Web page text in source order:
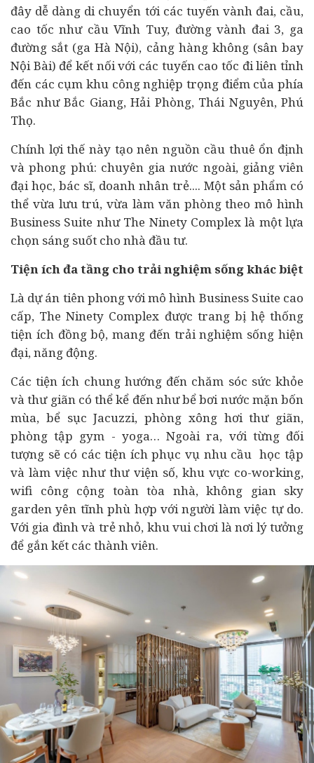
đây dễ dàng di chuyển tới các tuyến vành đai, cầu,
cao tốc như cầu Vĩnh Tuy, đường vành đai 3, ga
đường sắt (ga Hà Nội), cảng hàng không (sân bay
Nội Bài) để kết nối với các tuyến cao tốc đi liên tỉnh
đến các cụm khu công nghiệp trọng điểm của phía
Bắc như Bắc Giang, Hải Phòng, Thái Nguyên, Phú
Thọ.
Chính lợi thế này tạo nên nguồn cầu thuê ổn định
và phong phú: chuyên gia nước ngoài, giảng viên
đại học, bác sĩ, doanh nhân trẻ.... Một sản phẩm có
thể vừa lưu trú, vừa làm văn phòng theo mô hình
Business Suite như The Ninety Complex là một lựa
chọn sáng suốt cho nhà đầu tư.
Tiện ích đa tầng cho trải nghiệm sống khác biệt
Là dự án tiên phong với mô hình Business Suite cao
cấp, The Ninety Complex được trang bị hệ thống
tiện ích đồng bộ, mang đến trải nghiệm sống hiện
đại, năng động.
Các tiện ích chung hướng đến chăm sóc sức khỏe
và thư giãn có thể kể đến như bể bơi nước mặn bốn
mùa, bể sục Jacuzzi, phòng xông hơi thư giãn,
phòng tập gym - yoga… Ngoài ra, với từng đối
tượng sẽ có các tiện ích phục vụ nhu cầu học tập
và làm việc như thư viện số, khu vực co-working,
wifi công cộng toàn tòa nhà, không gian sky
garden yên tĩnh phù hợp với người làm việc tự do.
Với gia đình và trẻ nhỏ, khu vui chơi là nơi lý tưởng
để gắn kết các thành viên.